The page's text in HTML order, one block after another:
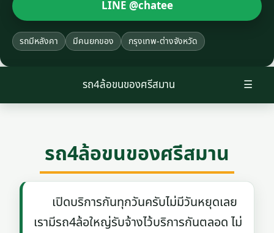
LINE @chatee
รถมีหลังคา มีคนยกของ กรุงเทพ-ต่างจังหวัด
☰
รถ4ล้อขนของศรีสมาน
รถ4ล้อขนของศรีสมาน
เปิดบริการกันทุกวันครับไม่มีวันหยุดเลย
เรามีรถ4ล้อใหญ่รับจ้างไว้บริการกันตลอด ไม่